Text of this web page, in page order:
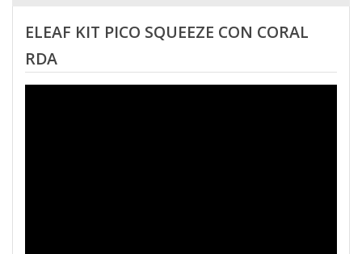
ELEAF KIT PICO SQUEEZE CON CORAL
RDA